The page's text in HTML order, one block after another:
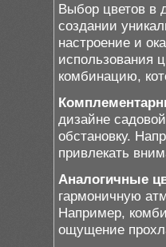
Выбор цветов в
создании
настроение и
использования
комбинацию,
дизайне
обстановку.
привлекать
Аналогичные
гармоничную
Например,
ощущение